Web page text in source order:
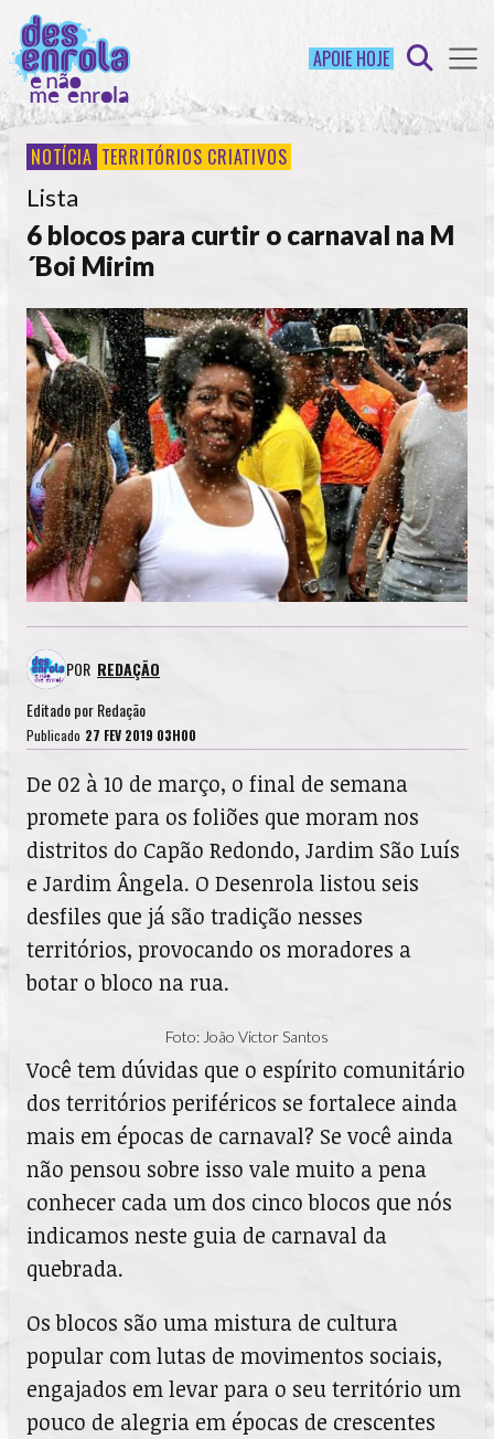
APOIE HOJE
NOTÍCIA TERRITÓRIOS CRIATIVOS
Lista
6 blocos para curtir o carnaval na M
´Boi Mirim
POR REDAÇÃO
Editado porRedação
Publicado 27 FEV 2019 03H00
De 02 à 10 de março, o final de semana
promete para os foliões que moram nos
distritos do Capão Redondo, Jardim São Luís
e Jardim Ângela. O Desenrola listou seis
desfiles que já são tradição nesses
territórios, provocando os moradores a
botar o bloco na rua.
Foto: João Victor Santos
Você tem dúvidas que o espírito comunitário
dos territórios periféricos se fortalece ainda
mais em épocas de carnaval? Se você ainda
não pensou sobre isso vale muito a pena
conhecer cada um dos cinco blocos que nós
indicamos neste guia de carnaval da
quebrada.
Os blocos são uma mistura de cultura
popular com lutas de movimentos sociais,
engajados em levar para o seu território um
pouco de alegria em épocas de crescentes